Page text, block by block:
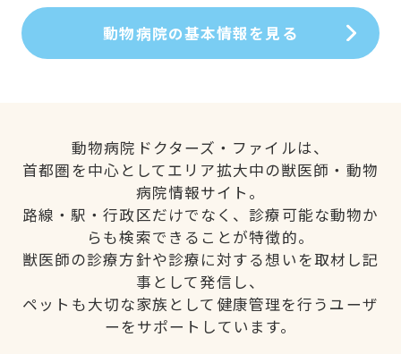
動物病院の基本情報を見る
動物病院ドクターズ・ファイルは、
首都圏を中心としてエリア拡大中の獣医師・動物
病院情報サイト。
路線・駅・行政区だけでなく、診療可能な動物か
らも検索できることが特徴的。
獣医師の診療方針や診療に対する想いを取材し記
事として発信し、
ペットも大切な家族として健康管理を行うユーザ
ーをサポートしています。